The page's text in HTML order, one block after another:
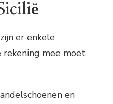
er enkele
rekening mee moet
en